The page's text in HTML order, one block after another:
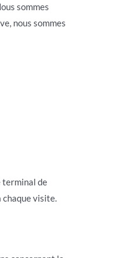
sommes
nous sommes
terminal de
chaque visite.